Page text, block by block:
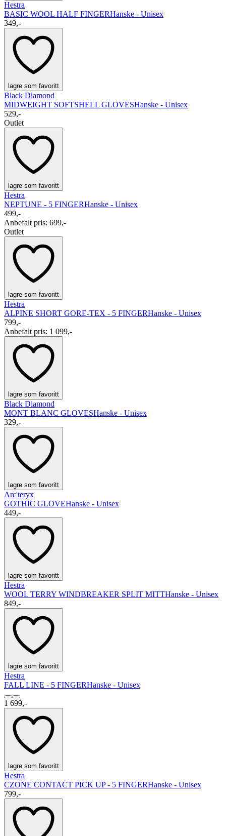
Hestra
BASIC WOOL HALF FINGERHanske - Unisex
349,-
lagre som favoritt
Black Diamond
MIDWEIGHT SOFTSHELL GLOVESHanske - Unisex
529,-
Outlet
lagre som favoritt
Hestra
NEPTUNE - 5 FINGERHanske - Unisex
499,-
Anbefalt pris: 699,-
Outlet
lagre som favoritt
Hestra
ALPINE SHORT GORE-TEX - 5 FINGERHanske - Unisex
799,-
Anbefalt pris: 1 099,-
lagre som favoritt
Black Diamond
MONT BLANC GLOVESHanske - Unisex
329,-
lagre som favoritt
Arc'teryx
GOTHIC GLOVEHanske - Unisex
449,-
lagre som favoritt
Hestra
WOOL TERRY WINDBREAKER SPLIT MITTHanske - Unisex
849,-
lagre som favoritt
Hestra
FALL LINE - 5 FINGERHanske - Unisex
1 699,-
lagre som favoritt
Hestra
CZONE CONTACT PICK UP - 5 FINGERHanske - Unisex
799,-